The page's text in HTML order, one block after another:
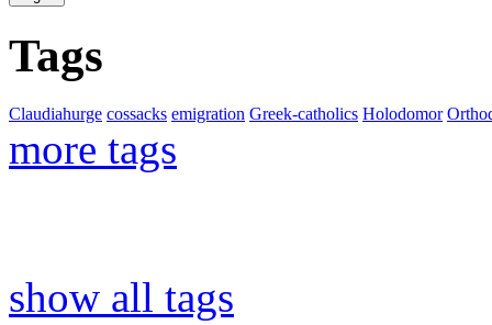
Tags
Claudiahurge cossacks emigration Greek-catholics Holodomor
more tags
show all tags